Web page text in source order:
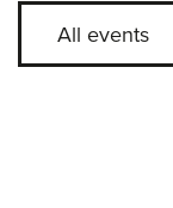
All events